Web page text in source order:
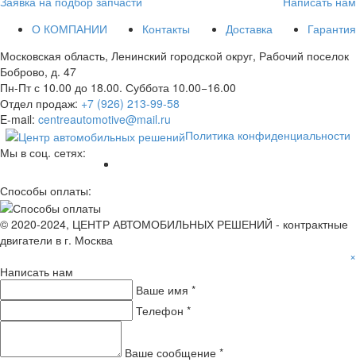
О КОМПАНИИ
Контакты Доставка
Гарантия
Московская область, Ленинский городской округ, Рабочий поселок
Боброво, д. 47
Пн-Пт с 10.00 до 18.00. Суббота 10.00−16.00
Отдел продаж: +7 (926) 213-99-58
E-mail: centreautomotive@mail.ru
Политика конфиденциальности
Мы в соц. сетях:
Способы оплаты:
© 2020-2024, ЦЕНТР АВТОМОБИЛЬНЫХ РЕШЕНИЙ - контрактные
двигатели в г. Москва
×
Написать нам
Ваше имя *
Телефон *
Ваше сообщение *